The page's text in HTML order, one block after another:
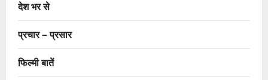
देश भर से
प्रचार – प्रसार
फिल्मी बातें